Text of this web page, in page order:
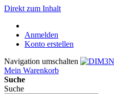
Direkt zum Inhalt
Anmelden
Konto erstellen
Navigation umschalten
Mein Warenkorb
Suche
Suche